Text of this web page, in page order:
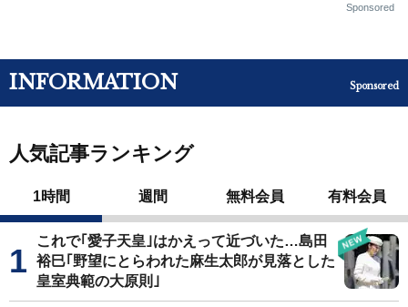
Sponsored
INFORMATION Sponsored
人気記事ランキング
1時間 週間 無料会員 有料会員
これで｢愛子天皇｣はかえって近づいた…島田
裕巳｢野望にとらわれた麻生太郎が見落とした
皇室典範の大原則｣